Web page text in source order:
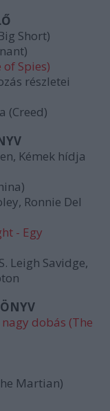
Short)
Spies)
részletei
(Creed)
Kémek hídja
Ronnie Del
- Egy
Leigh Savidge,
dobás (The
Martian)